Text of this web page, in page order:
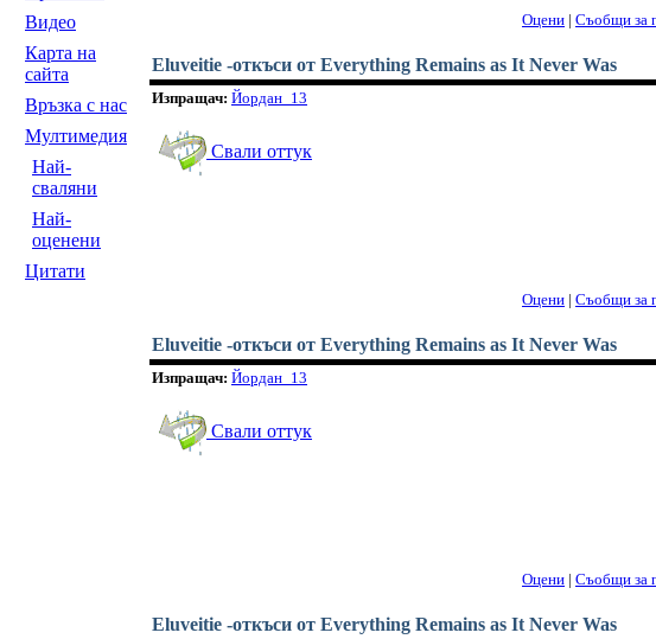
Видео
Карта на
сайта
Връзка с нас
Мултимедия
Най-
сваляни
Най-
оценени
Цитати
Оцени | Съобщи за
Eluveitie -откъси от Everything Remains as It Never Was
Изпращач: Йордан_13
Свали оттук
Оцени | Съобщи за
Eluveitie -откъси от Everything Remains as It Never Was
Изпращач: Йордан_13
Свали оттук
Оцени | Съобщи за
Eluveitie -откъси от Everything Remains as It Never Was